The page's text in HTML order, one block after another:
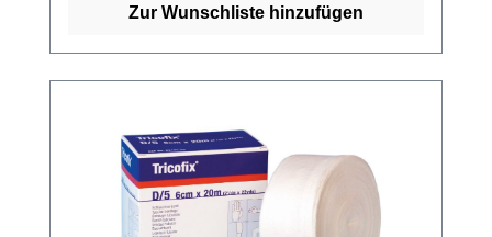
Herstellers Kaufen Sie jetzt Tricodur Tubolar
Zur Wunschliste hinzufügen